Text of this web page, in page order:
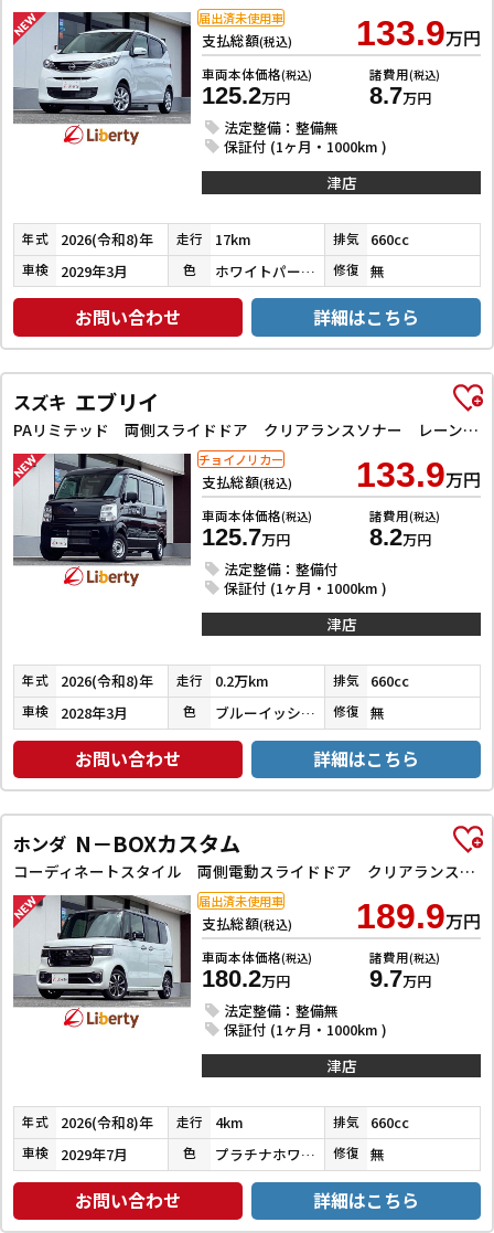
支払総額(税込) 133.9万円
車両本体価格(税込)
125.2万円
諸費用(税込)
8.7万円
法定整備：整備無
保証付 (1ヶ月・1000km )
届出済未使用車
津店
年式 2026(令和8)年 走行 17km 排気 660cc
車検 2029年3月 色 ホワイトパール３コートパール 修復 無
お問い合わせ 詳細はこちら
スズキ エブリイ
PAリミテッド 両側スライドドア クリアランスソナー レーンアシスト 衝突被害軽減システム オートライト キーレスエントリー アイドリングストップ CVT ESC エアコン パワーステアリング パワーウィンドウ
支払総額(税込) 133.9万円
車両本体価格(税込)
125.7万円
諸費用(税込)
8.2万円
法定整備：整備付
保証付 (1ヶ月・1000km )
チョイノリカー
津店
年式 2026(令和8)年 走行 0.2万km 排気 660cc
車検 2028年3月 色 ブルーイッシュブラックパール３ 修復 無
お問い合わせ 詳細はこちら
ホンダ N－BOXカスタム
コーディネートスタイル 両側電動スライドドア クリアランスソナー オートクルーズコントロール レーンアシスト オートライト スマートキー アイドリングストップ 電動格納ミラー ベンチシート CVT ESC
支払総額(税込) 189.9万円
車両本体価格(税込)
180.2万円
諸費用(税込)
9.7万円
法定整備：整備無
保証付 (1ヶ月・1000km )
届出済未使用車
津店
年式 2026(令和8)年 走行 4km 排気 660cc
車検 2029年7月 色 プラチナホワイトパール 修復 無
お問い合わせ 詳細はこちら